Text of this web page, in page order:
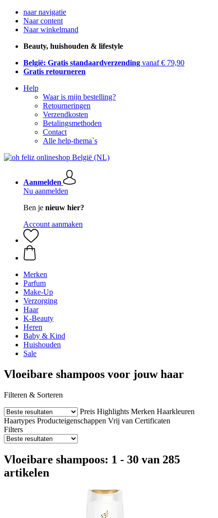
naar navigatie
Naar content
Naar winkelmand
Beauty, huishouden & lifestyle
België: Gratis standaardverzending vanaf € 79,90
Gratis retourneren
Help
Waar is mijn bestelling?
Retourneringen
Verzendkosten
Betalingsmethoden
Contact
Alle help-thema`s
Aanmelden
Nu aanmelden
Ben je nieuw hier?
Account aanmaken
Merken
Parfum
Make-Up
Verzorging
Haar
K-Beauty
Heren
Baby & Kind
Huishouden
Sale
Vloeibare shampoos voor jouw haar
Filteren & Sorteren
Preis Highlights Merken Haarkleuren
Haartypes Producteigenschappen Vrij van Certificaten
Filters
Vloeibare shampoos: 1 - 30 van 285
artikelen